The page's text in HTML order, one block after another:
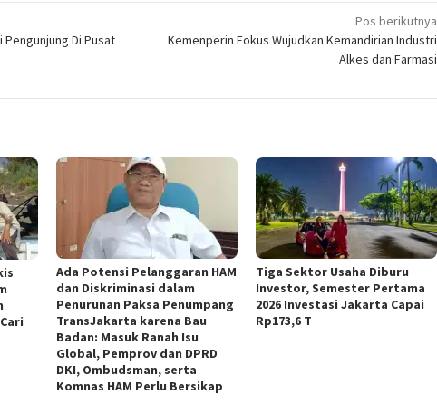
Pengunjung Di Pusat
Pos berikutnya
Kemenperin Fokus Wujudkan Kemandirian Industri
Alkes dan Farmasi
Ada Potensi Pelanggaran HAM
dan Diskriminasi dalam
Penurunan Paksa Penumpang
TransJakarta karena Bau
Badan: Masuk Ranah Isu
Global, Pemprov dan DPRD
DKI, Ombudsman, serta
Komnas HAM Perlu Bersikap
Tiga Sektor Usaha Diburu
Investor, Semester Pertama
2026 Investasi Jakarta Capai
Rp173,6 T